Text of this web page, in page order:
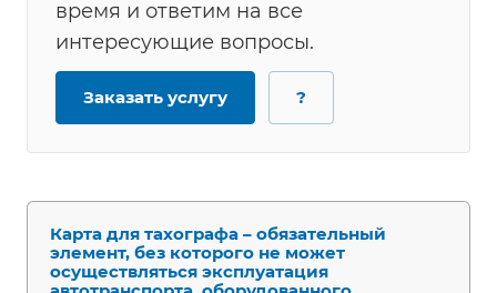
время и ответим на все
интересующие вопросы.
Заказать услугу ?
Карта для тахографа – обязательный
элемент, без которого не может
осуществляться эксплуатация